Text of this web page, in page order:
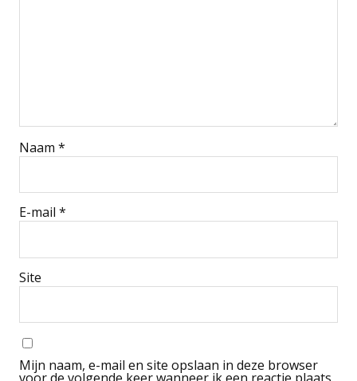
Naam *
E-mail *
Site
Mijn naam, e-mail en site opslaan in deze browser